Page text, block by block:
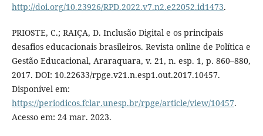
http://doi.org/10.23926/RPD.2022.v7.n2.e22052.id1473.
PRIOSTE, C.; RAIÇA, D. Inclusão Digital e os principais
desafios educacionais brasileiros. Revista online de Política e
Gestão Educacional, Araraquara, v. 21, n. esp. 1, p. 860–880,
2017. DOI: 10.22633/rpge.v21.n.esp1.out.2017.10457.
Disponível em:
https://periodicos.fclar.unesp.br/rpge/article/view/10457.
Acesso em: 24 mar. 2023.